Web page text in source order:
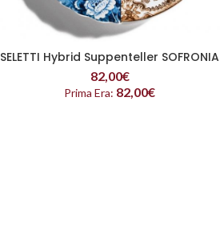
READ MORE
SELETTI Hybrid Suppenteller SOFRONIA
82,00€
Prima Era: 82,00€